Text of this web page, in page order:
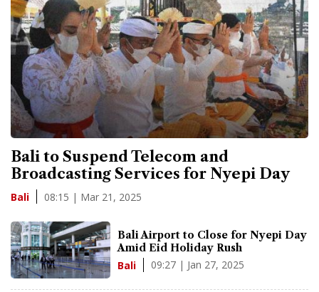
Bali to Suspend Telecom and
Broadcasting Services for Nyepi Day
Bali 08:15 | Mar 21, 2025
Bali Airport to Close for Nyepi Day
Amid Eid Holiday Rush
Bali 09:27 | Jan 27, 2025